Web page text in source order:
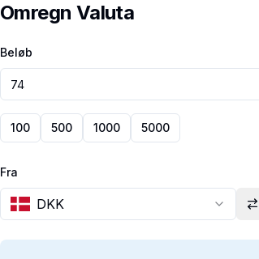
Omregn Valuta
Beløb
100 500 1000 5000
Fra
DKK